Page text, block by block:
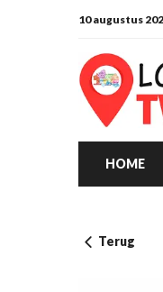
10 augustus
HOME
Terug